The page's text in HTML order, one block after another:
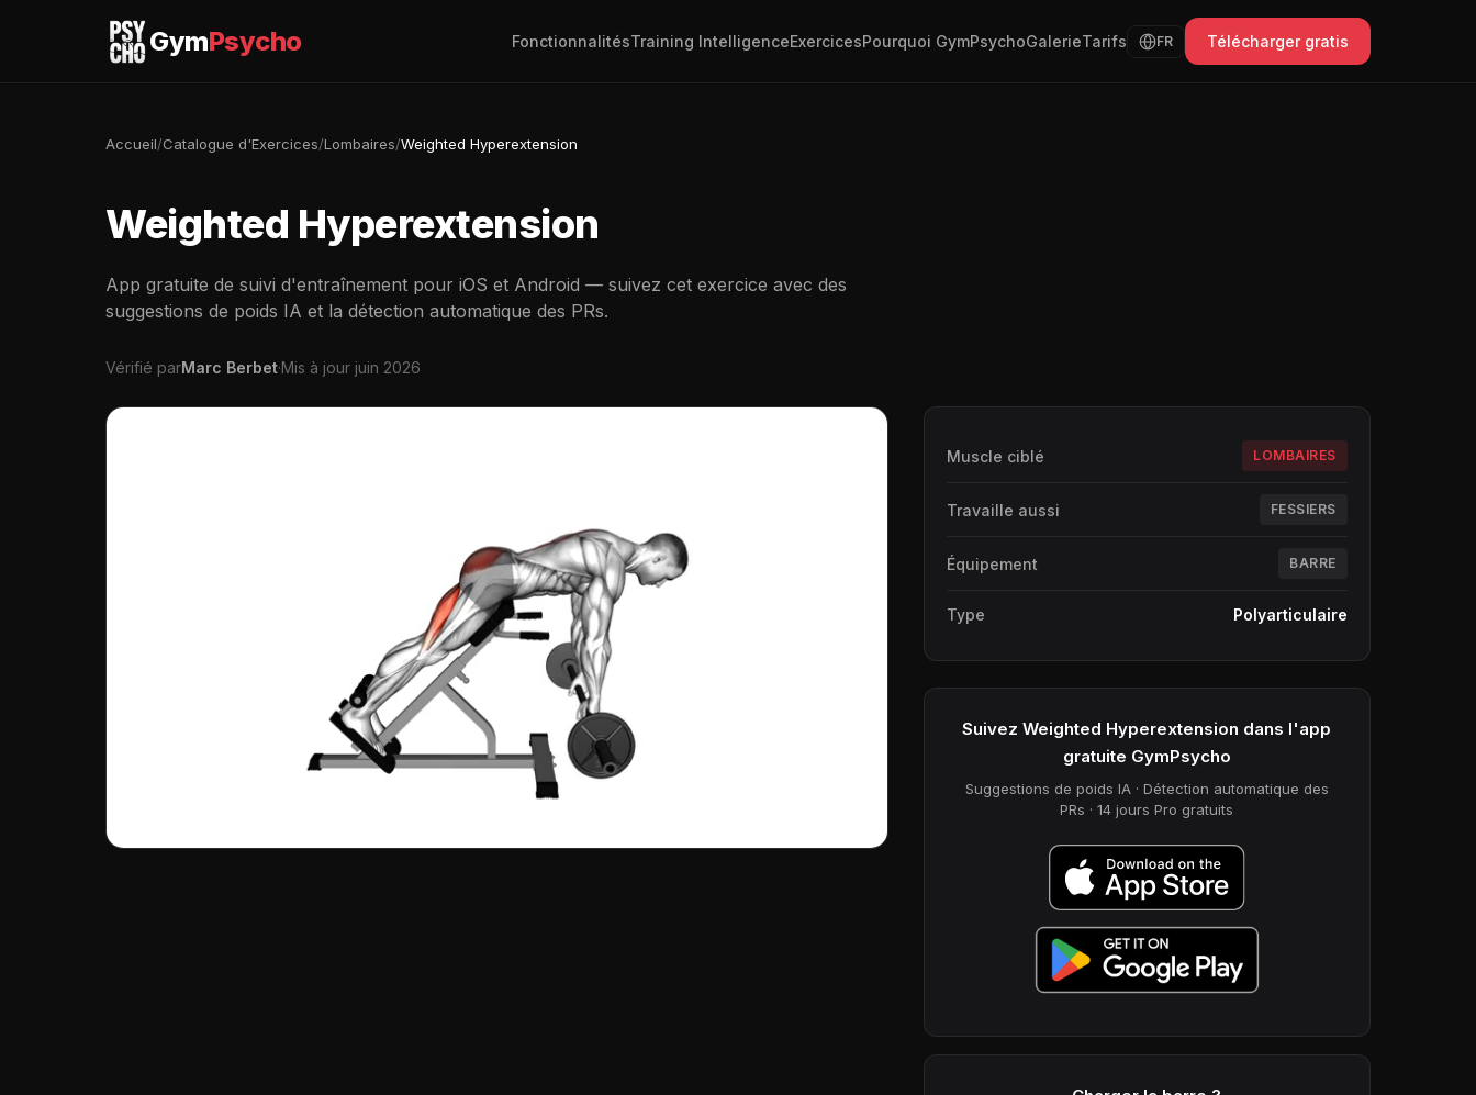
GymPsycho FonctionnalitésTraining IntelligenceExercicesPourquoi GymPsychoGalerieTarifs FR Télécharger gratis
Accueil/Catalogue d'Exercices/Lombaires/Weighted Hyperextension
Weighted Hyperextension
App gratuite de suivi d'entraînement pour iOS et Android — suivez cet exercice avec des
suggestions de poids IA et la détection automatique des PRs.
Vérifié parMarc Berbet·Mis à jour juin 2026
Muscle ciblé LOMBAIRES
Travaille aussi FESSIERS
Équipement BARRE
Type Polyarticulaire
Suivez Weighted Hyperextension dans l'app
gratuite GymPsycho
Suggestions de poids IA · Détection automatique des
PRs · 14 jours Pro gratuits